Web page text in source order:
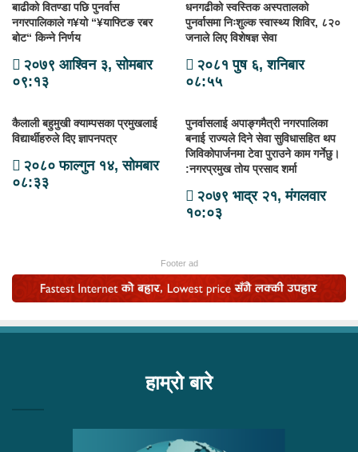
बाढीको वितण्डा पछि पुनर्वास
नगरपालिकाले ग¥यो “¥याफ्टिङ रबर
बोट“ किन्ने निर्णय
२०७९ आश्विन ३, सोमबार
०९:१३
धनगढीको स्वस्तिक अस्पतालको
पुनर्वासमा निःशुल्क स्वास्थ्य शिविर, ८२०
जनाले लिए विशेषज्ञ सेवा
२०८१ पुष ६, शनिबार
०८:५५
कैलाली बहुमुखी क्याम्पसका प्रमुखलाई
विद्यार्थीहरुले दिए ज्ञापनपत्र
२०८० फाल्गुन १४, सोमबार
०८:३३
पुनर्वासलाई अपाङ्गमैत्री नगरपालिका
बनाई राज्यले दिने सेवा सुविधासहित थप
जिविकोपार्जनमा टेवा पुराउने काम गर्नेछु।
:नगरप्रमुख तोय प्रसाद शर्मा
२०७९ भाद्र २१, मंगलवार
१०:०३
Footer ad
हाम्रो बारे